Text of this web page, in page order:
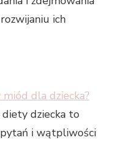
ich
dla dziecka?
dziecka to
i wątpliwości